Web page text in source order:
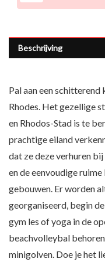
Beschrijving
Pal aan een
Rhodes. Het gezellige
en Rhodos-Stad is te
prachtige eiland
dat ze deze verhuren
en de eenvoudige
gebouwen. Er worden
georganiseerd, begin
gym les of yoga in de
beachvolleybal
minigolven. Doe je het